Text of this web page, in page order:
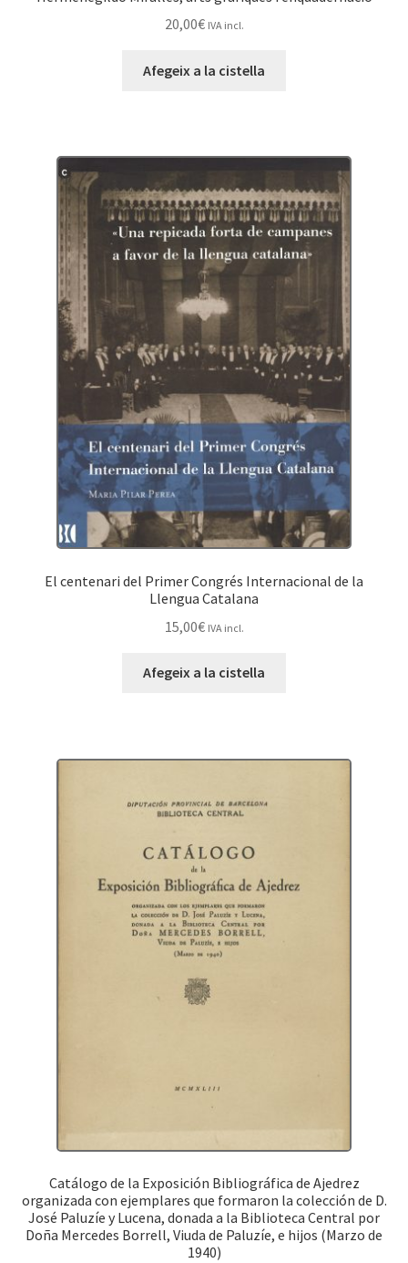
20,00€ IVA incl.
Afegeix a la cistella
El centenari del Primer Congrés Internacional de la
Llengua Catalana
15,00€ IVA incl.
Afegeix a la cistella
Catálogo de la Exposición Bibliográfica de Ajedrez
organizada con ejemplares que formaron la colección de D.
José Paluzíe y Lucena, donada a la Biblioteca Central por
Doña Mercedes Borrell, Viuda de Paluzíe, e hijos (Marzo de
1940)